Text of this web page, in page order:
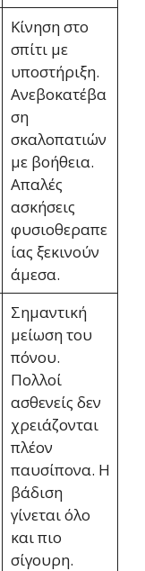
Κίνηση στο
σπίτι με
υποστήριξη.
Ανεβοκατέβα
ση
σκαλοπατιών
με βοήθεια.
Απαλές
ασκήσεις
φυσιοθεραπε
ίας ξεκινούν
άμεσα.
Σημαντική
μείωση του
πόνου.
Πολλοί
ασθενείς δεν
χρειάζονται
πλέον
παυσίπονα. Η
βάδιση
γίνεται όλο
και πιο
σίγουρη.